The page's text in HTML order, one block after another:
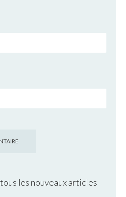
les nouveaux articles